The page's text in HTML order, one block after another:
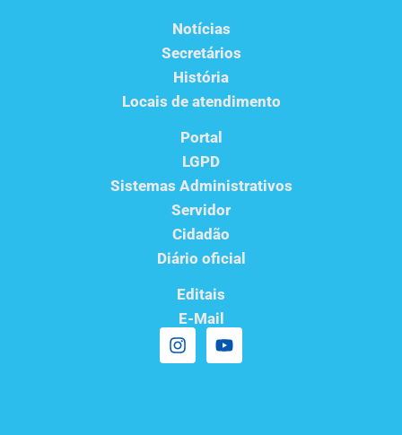
Notícias
Secretários
História
Locais de atendimento
Portal
LGPD
Sistemas Administrativos
Servidor
Cidadão
Diário oficial
Editais
E-Mail